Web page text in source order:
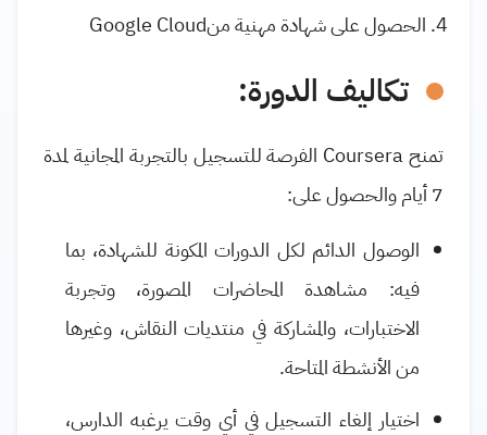
الحصول على شهادة مهنية منGoogle Cloud
تكاليف الدورة:
تمنح Coursera الفرصة للتسجيل بالتجربة المجانية لمدة
7 أيام والحصول على:
الوصول الدائم لكل الدورات المكونة للشهادة، بما
فيه: مشاهدة المحاضرات المصورة، وتجربة
الاختبارات، والمشاركة في منتديات النقاش، وغيرها
من الأنشطة المتاحة.
اختيار إلغاء التسجيل في أي وقت يرغبه الدارس،